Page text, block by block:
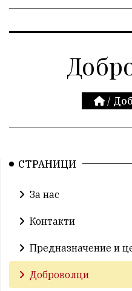
/
СТРАНИЦИ
За нас
Контакти
Предназначение и
Доброволци